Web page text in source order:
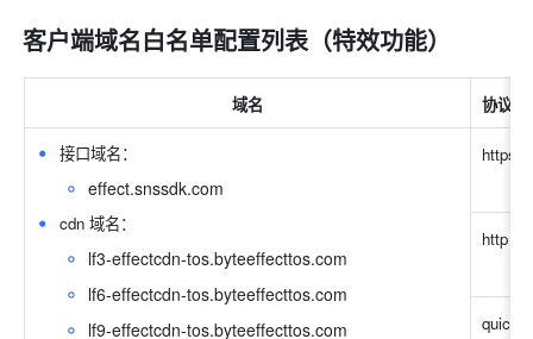
客户端域名白名单配置列表（特效功能）
域名 协议
接口域名：
effect.snssdk.com
cdn 域名：
lf3-effectcdn-tos.byteeffecttos.com
lf6-effectcdn-tos.byteeffecttos.com
lf9-effectcdn-tos.byteeffecttos.com
https
http
quic